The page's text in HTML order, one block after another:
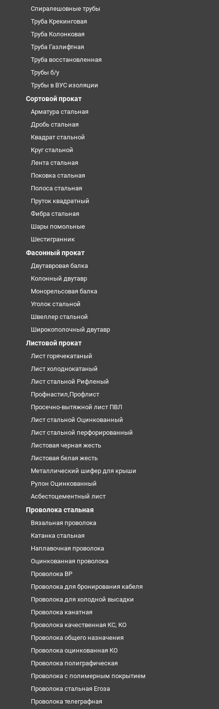
Спиралешовные трубы
Труба Крекинговая
Труба Колонковая
Труба Газлифтная
Труба восстановленная
Трубы б/у
Трубы в ВУС изоляции
Сортовой прокат
Арматура стальная
Дробь стальная
Квадрат стальной
Круг стальной
Лента стальная
Поковка стальная
Полоса стальная
Пруток квадратный
Фибра стальная
Шары помольные
Шестигранник
Фасонный прокат
Двутавровая балка
Колонный двутавр
Монорельсовая балка
Уголок стальной
Швеллер стальной
Широкополочный двутавр
Листовой прокат
Лист горячекатаный
Лист холоднокатаный
Лист стальной Рифленый
Профнастил,Профлист
Просечно-вытяжной лист ПВЛ
Лист стальной Оцинкованный
Лист стальной перфорированный
Листовая черная жесть
Листовая белая жесть
Металлический шифер для крыши
Рулон Оцинкованный
Асбестоцементный лист
Проволока стальная
Вязальная проволока
Катанка стальная
Наплавочная проволока
Оцинкованная проволока
Проволока ВР
Проволока для бронирования кабеля
Проволока для холодной высадки
Проволока канатная
Проволока качественная КС, КО
Проволока общего назначения
Проволока оцинкованная КО
Проволока полиграфическая
Проволока с полимерным покрытием
Проволока стальная Егоза
Проволока телеграфная